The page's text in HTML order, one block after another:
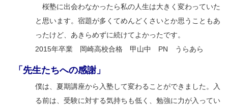
桜塾に出会わなかったら私の人生は大きく変わっていた
と思います。宿題が多くてめんどくさいとか思うこともあ
ったけど、あきらめずに続けてよかったです。
2015年卒業 岡崎高校合格 甲山中 PN うらあら
「先生たちへの感謝」
僕は、夏期講座から入塾して変わることができました。入
る前は、受験に対する気持ちも低く、勉強に力が入ってい